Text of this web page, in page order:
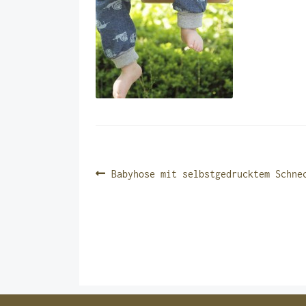
Vorheriger
Babyhose mit selbstgedrucktem